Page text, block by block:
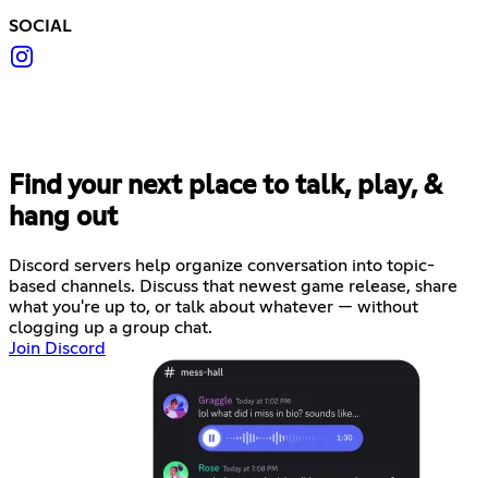
SOCIAL
Find your next place to talk, play, &
hang out
Discord servers help organize conversation into topic-
based channels. Discuss that newest game release, share
what you're up to, or talk about whatever — without
clogging up a group chat.
Join Discord